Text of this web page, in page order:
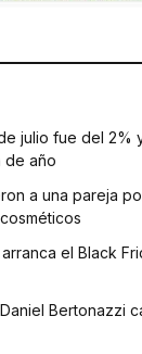
julio fue del 2%
de año
a una pareja
el Black
Bertonazzi